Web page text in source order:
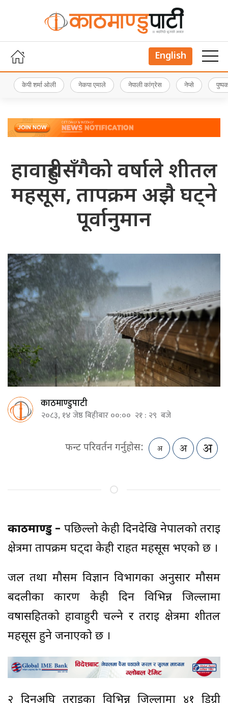
English
केपी शर्मा ओली नेकपा एमाले नेपाली कांग्रेस नेप्से
हावाहुरीसँगैको वर्षाले शीतल
महसूस, तापक्रम अझै घट्ने
पूर्वानुमान
काठमाण्डुपाटी
२०८३, १४ जेष्ठ बिहीबार ००:०० २१ : २९ बजे
फन्ट परिवर्तन गर्नुहोस:
काठमाण्डु – पछिल्लो केही दिनदेखि नेपालको तराई
क्षेत्रमा तापक्रम घट्दा केही राहत महसूस भएको छ ।
जल तथा मौसम विज्ञान विभागका अनुसार मौसम
बदलीका कारण केही दिन विभिन्न जिल्लामा
वर्षासहितको हावाहुरी चल्ने र तराई क्षेत्रमा शीतल
महसूस हुने जनाएको छ ।